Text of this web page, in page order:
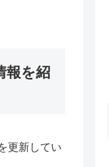
報を紹
更新してい